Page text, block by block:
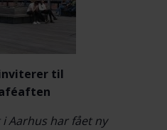
til
Aarhus har fået ny